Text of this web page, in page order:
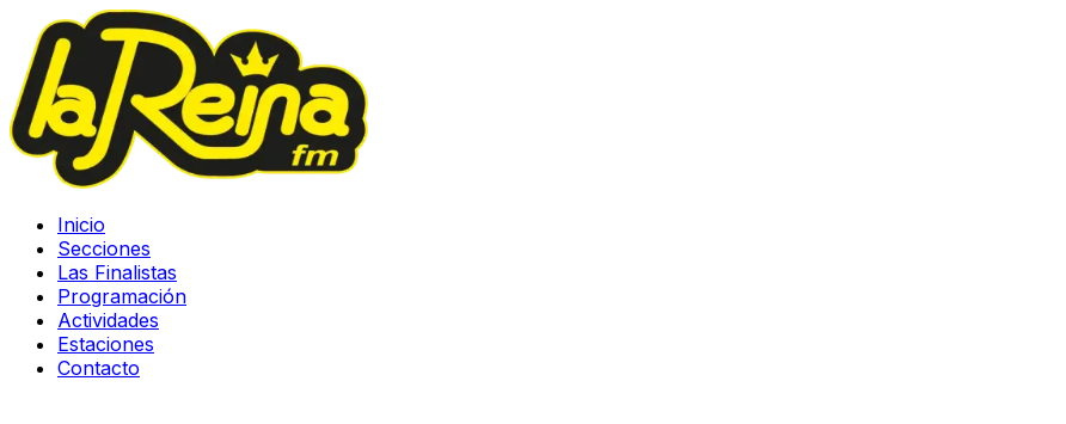
Inicio
Secciones
Las Finalistas
Programación
Actividades
Estaciones
Contacto